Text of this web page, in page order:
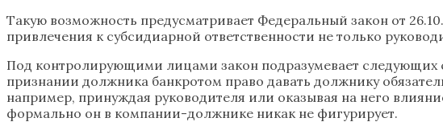
Такую возможность предусматривает Федеральный закон от
привлечения к субсидиарной ответственности не только
Под контролирующими лицами закон подразумевает следующих
признании должника банкротом право давать должнику
например, принуждая руководителя или оказывая на него
формально он в компании-должнике никак не фигурирует.